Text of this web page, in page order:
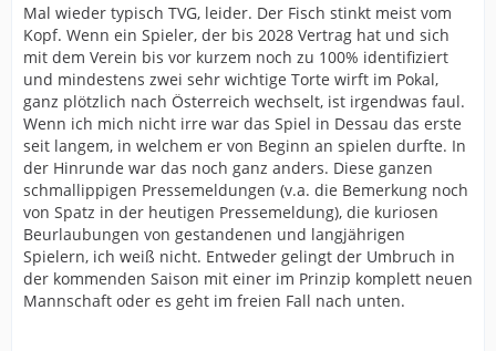
Mal wieder typisch TVG, leider. Der Fisch stinkt meist vom
Kopf. Wenn ein Spieler, der bis 2028 Vertrag hat und sich
mit dem Verein bis vor kurzem noch zu 100% identifiziert
und mindestens zwei sehr wichtige Torte wirft im Pokal,
ganz plötzlich nach Österreich wechselt, ist irgendwas faul.
Wenn ich mich nicht irre war das Spiel in Dessau das erste
seit langem, in welchem er von Beginn an spielen durfte. In
der Hinrunde war das noch ganz anders. Diese ganzen
schmallippigen Pressemeldungen (v.a. die Bemerkung noch
von Spatz in der heutigen Pressemeldung), die kuriosen
Beurlaubungen von gestandenen und langjährigen
Spielern, ich weiß nicht. Entweder gelingt der Umbruch in
der kommenden Saison mit einer im Prinzip komplett neuen
Mannschaft oder es geht im freien Fall nach unten.